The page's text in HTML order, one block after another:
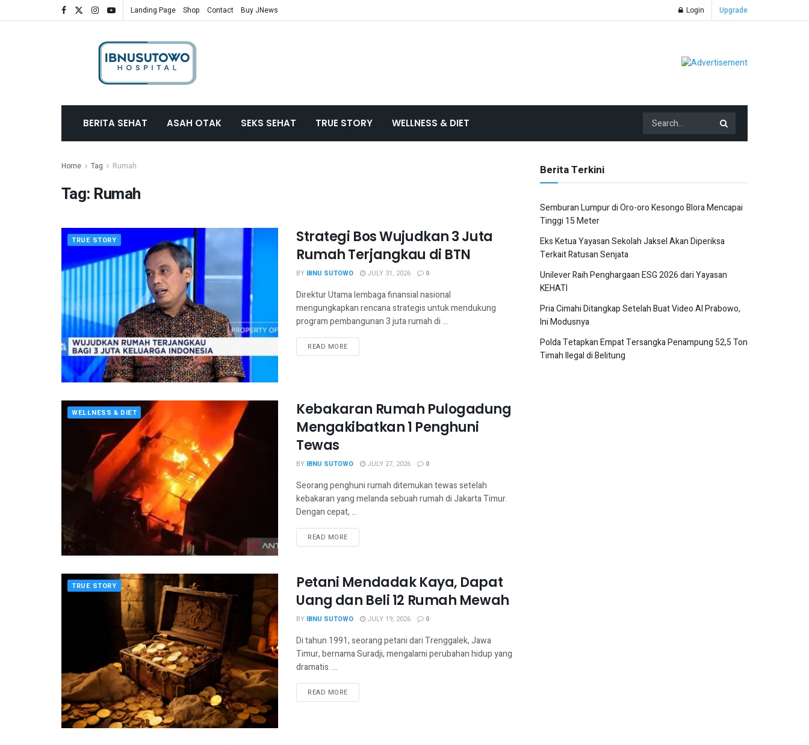
Landing Page Shop Contact Buy JNews Login Upgrade
BERITA SEHAT ASAH OTAK SEKS SEHAT TRUE STORY WELLNESS & DIET
Home Tag Rumah
Tag: Rumah
TRUE STORY
Strategi Bos Wujudkan 3 Juta
Rumah Terjangkau di BTN
BY IBNU SUTOWO JULY 31, 2026 0
Direktur Utama lembaga finansial nasional
mengungkapkan rencana strategis untuk mendukung
program pembangunan 3 juta rumah di ...
READ MORE
WELLNESS & DIET
Kebakaran Rumah Pulogadung
Mengakibatkan 1 Penghuni
Tewas
BY IBNU SUTOWO JULY 27, 2026 0
Seorang penghuni rumah ditemukan tewas setelah
kebakaran yang melanda sebuah rumah di Jakarta Timur.
Dengan cepat, ...
READ MORE
TRUE STORY
Petani Mendadak Kaya, Dapat
Uang dan Beli 12 Rumah Mewah
BY IBNU SUTOWO JULY 19, 2026 0
Di tahun 1991, seorang petani dari Trenggalek, Jawa
Timur, bernama Suradji, mengalami perubahan hidup yang
dramatis. ...
READ MORE
Berita Terkini
Semburan Lumpur di Oro-oro Kesongo Blora Mencapai
Tinggi 15 Meter
Eks Ketua Yayasan Sekolah Jaksel Akan Diperiksa
Terkait Ratusan Senjata
Unilever Raih Penghargaan ESG 2026 dari Yayasan
KEHATI
Pria Cimahi Ditangkap Setelah Buat Video AI Prabowo,
Ini Modusnya
Polda Tetapkan Empat Tersangka Penampung 52,5 Ton
Timah Ilegal di Belitung